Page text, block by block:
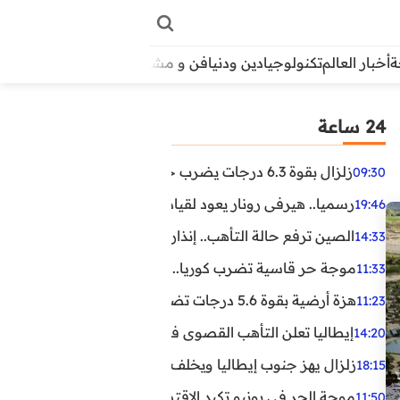
أخبار العالمتكنولوجيادين ودنيافن و مشاهير
24 ساعة
09:30زلزال بقوة 6.3 درجات يضرب جنوب الفلبين.. ولا تحذير من تسونامي حتى الآن
19:46رسميا.. هيرفي رونار يعود لقيادة منتخب كوت ديفوار
14:33الصين ترفع حالة التأهب.. إنذاران جديدان بسبب الأمطار
11:33موجة حر قاسية تضرب كوريا.. وفيات وإصابات ونفوق مئات
11:23هزة أرضية بقوة 5.6 درجات تضرب مصر
14:20إيطاليا تعلن التأهب القصوى في 23 مدينة بسبب موجة حر شديدة
18:15زلزال يهز جنوب إيطاليا ويخلف عشرات الجرحى